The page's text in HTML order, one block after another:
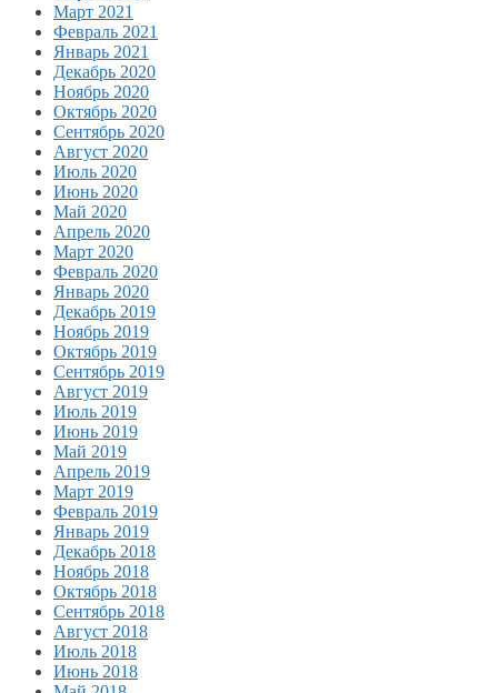
Март 2021
Февраль 2021
Январь 2021
Декабрь 2020
Ноябрь 2020
Октябрь 2020
Сентябрь 2020
Август 2020
Июль 2020
Июнь 2020
Май 2020
Апрель 2020
Март 2020
Февраль 2020
Январь 2020
Декабрь 2019
Ноябрь 2019
Октябрь 2019
Сентябрь 2019
Август 2019
Июль 2019
Июнь 2019
Май 2019
Апрель 2019
Март 2019
Февраль 2019
Январь 2019
Декабрь 2018
Ноябрь 2018
Октябрь 2018
Сентябрь 2018
Август 2018
Июль 2018
Июнь 2018